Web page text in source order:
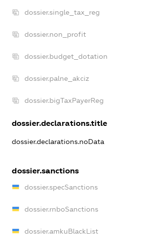
dossier.single_tax_reg
dossier.non_profit
dossier.budget_dotation
dossier.palne_akciz
dossier.bigTaxPayerReg
dossier.declarations.title
dossier.declarations.noData
dossier.sanctions
dossier.specSanctions
dossier.rnboSanctions
dossier.amkuBlackList